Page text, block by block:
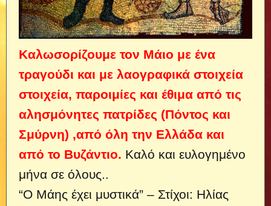
Καλωσορίζουμε τον Μάιο με ένα
τραγούδι και με λαογραφικά στοιχεία
στοιχεία, παροιμίες και έθιμα από τις
αλησμόνητες πατρίδες (Πόντος και
Σμύρνη) ,από όλη την Ελλάδα και
από το Βυζάντιο. Καλό και ευλογημένο
μήνα σε όλους..
“Ο Μάης έχει μυστικά” – Στίχοι: Ηλίας